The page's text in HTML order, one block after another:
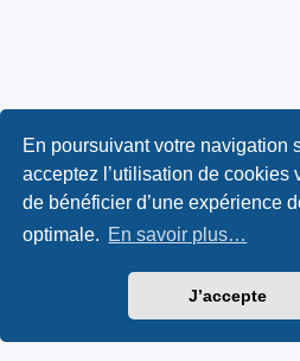
En poursuivant votre navigation
acceptez l’utilisation de cookies
de bénéficier d’une expérience
optimale. En savoir plus…
J’accepte